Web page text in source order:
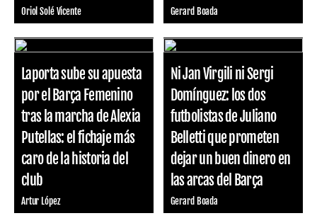
Oriol Solé Vicente Gerard Boada
Laporta sube su apuesta
por el Barça Femenino
tras la marcha de Alexia
Putellas: el fichaje más
caro de la historia del
club
Artur López
Ni Jan Virgili ni Sergi
Domínguez: los dos
futbolistas de Juliano
Belletti que prometen
dejar un buen dinero en
las arcas del Barça
Gerard Boada